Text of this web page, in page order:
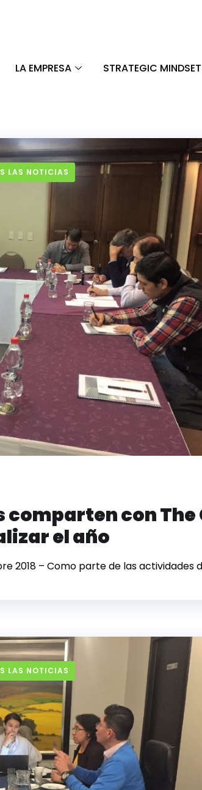
LA EMPRESA STRATEGIC MINDSET
LAS NOTICIAS
comparten con
el año
2018 – Como parte de las actividades
LAS NOTICIAS